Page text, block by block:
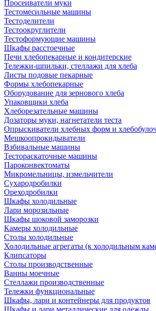
Просеиватели муки
Тестомесильные машины
Тестоделители
Тестоокруглители
Тестоформующие машины
Шкафы расстоечные
Печи хлебопекарные и кондитерские
Тележки-шпильки, стеллажи для хлеба
Листы подовые пекарные
Формы хлебопекарные
Оборудование для зернового хлеба
Упаковщики хлеба
Хлеборезательные машины
Дозаторы муки, нагнетатели теста
Опрыскиватели хлебных форм и
Мешкоопрокидыватели
Взбивальные машины
Тестораскаточные машины
Пароконвектоматы
Микромельницы, измельчители
Сухародробилки
Ореходробилки
Шкафы холодильные
Лари морозильные
Шкафы шоковой заморозки
Камеры холодильные
Столы холодильные
Холодильные агрегаты (к холодильным
Клипсаторы
Столы производственные
Ванны моечные
Стеллажи производственные
Тележки функциональные
Шкафы, лари и контейнеры для продуктов
Шкафы и лари металлические для одежды